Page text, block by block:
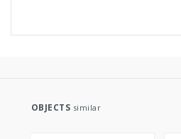
OBJECTS similar